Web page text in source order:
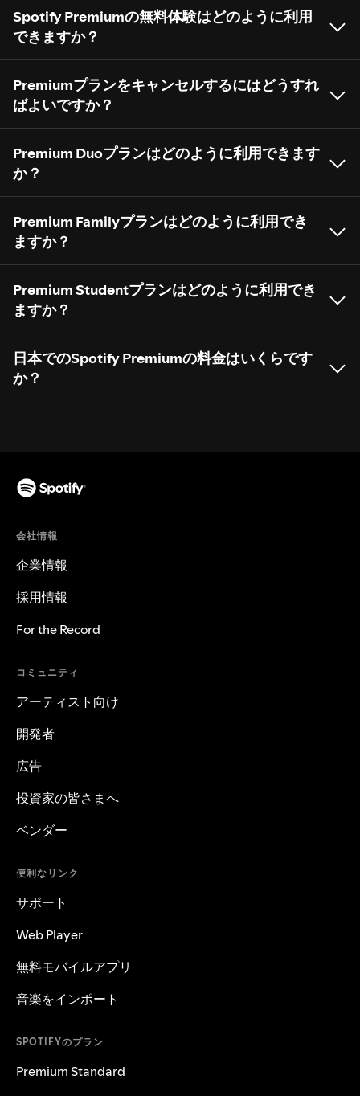
Spotify Premiumの無料体験はどのように利用
できますか？
Premiumプランをキャンセルするにはどうすれ
ばよいですか？
Premium Duoプランはどのように利用できます
か？
Premium Familyプランはどのように利用でき
ますか？
Premium Studentプランはどのように利用でき
ますか？
日本でのSpotify Premiumの料金はいくらです
か？
会社情報
企業情報
採用情報
For the Record
コミュニティ
アーティスト向け
開発者
広告
投資家の皆さまへ
ベンダー
便利なリンク
サポート
Web Player
無料モバイルアプリ
音楽をインポート
SPOTIFYのプラン
Premium Standard